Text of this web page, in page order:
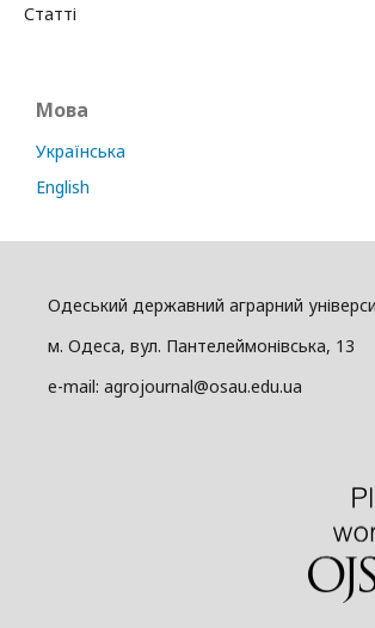
Статті
Мова
Українська
English
Одеський державний аграрний
м. Одеса, вул. Пантелеймонівська, 13
e-mail: agrojournal@osau.edu.ua